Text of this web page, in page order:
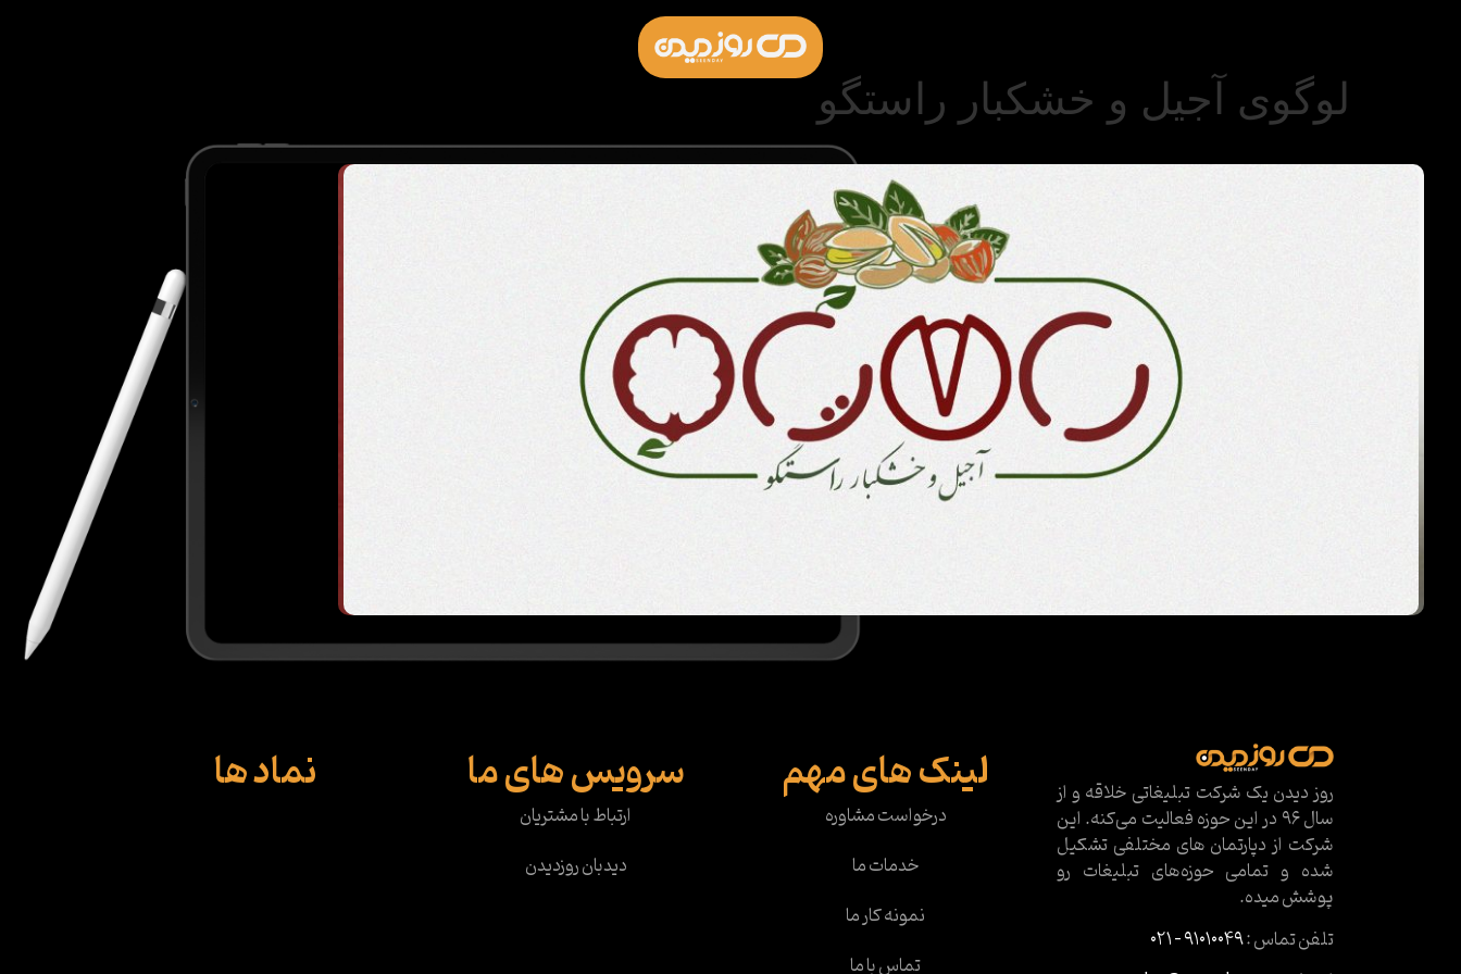
لوگوی آجیل و خشکبار راستگو
روز دیدن یک شرکت تبلیغاتی خلاقه و از
سال ۹۶ در این حوزه فعالیت می‌کنه. این
شرکت از دپارتمان های مختلفی تشکیل
شده و تمامی حوزه‌های تبلیغات رو
پوشش میده.
تلفن تماس :۹۱۰۱۰۰۴۹ – ۰۲۱
لینک های مهم
درخواست مشاوره
خدمات ما
نمونه کار ما
تماس با ما
سرویس های ما
ارتباط با مشتریان
دیدبان روزدیدن
نماد ها